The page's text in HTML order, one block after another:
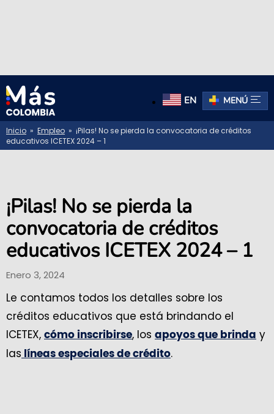
EN MENÚ
Inicio » Empleo » ¡Pilas! No se pierda la convocatoria de créditos
educativos ICETEX 2024 – 1
¡Pilas! No se pierda la
convocatoria de créditos
educativos ICETEX 2024 – 1
Enero 3, 2024
Le contamos todos los detalles sobre los
créditos educativos que está brindando el
ICETEX, cómo inscribirse, los apoyos que brinda y
las líneas especiales de crédito.